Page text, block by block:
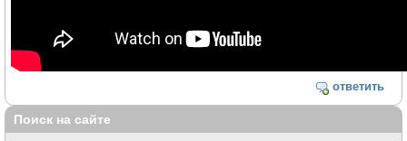
ответить
Поиск на сайте